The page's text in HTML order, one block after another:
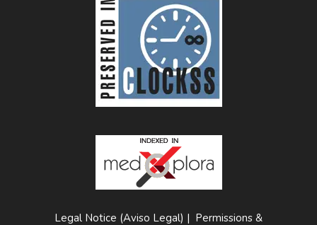
Legal Notice (Aviso Legal) | Permissions &